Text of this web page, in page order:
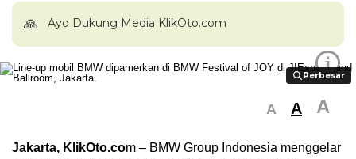
🙏 Ayo Dukung Media KlikOto.com
Perbesar
Perbesar
i
A A A
Jakarta, KlikOto.com – BMW Group Indonesia menggelar